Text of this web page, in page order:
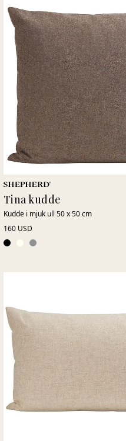
Tina kudde
Kudde i mjuk ull 50 x 50 cm
160 USD